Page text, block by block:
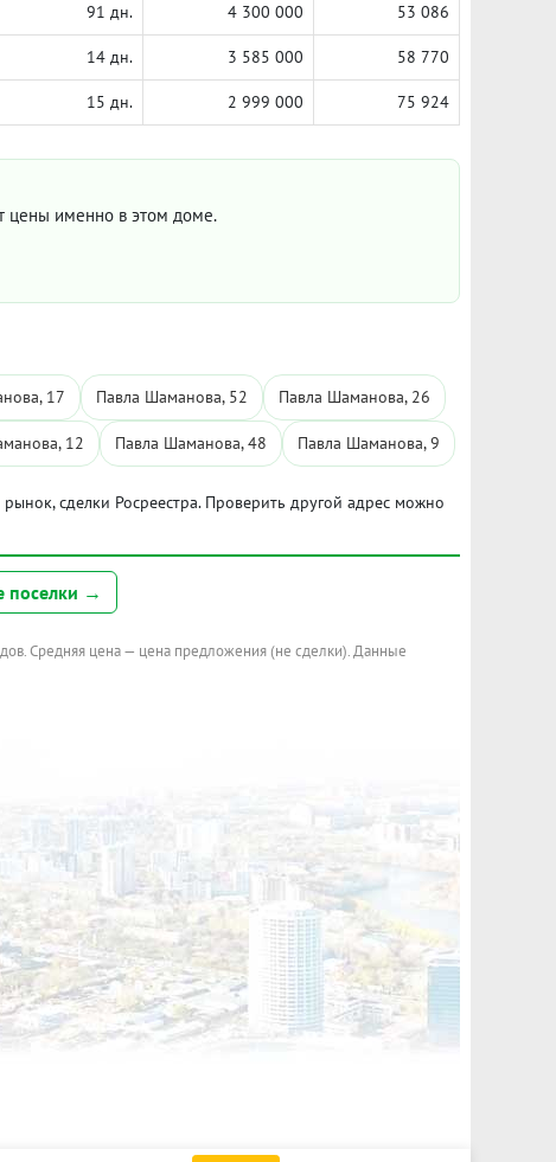
91 дн. 4 300 000 53 086
14 дн. 3 585 000 58 770
15 дн. 2 999 000 75 924
цены именно в этом доме.
17 Павла Шаманова, 52 Павла Шаманова, 26
12 Павла Шаманова, 48 Павла Шаманова, 9
сделки Росреестра. Проверить другой адрес можно
поселки →
Средняя цена — цена предложения (не сделки). Данные